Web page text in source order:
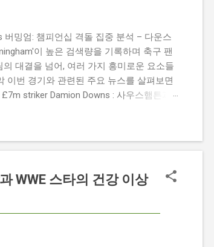
밍엄: 챔피언십 격돌 집중 분석 – 다운스
이 높은 검색량을 기록하며 축구 팬
대결을 넘어, 여러 가지 흥미로운 요소들
이번 경기와 관련된 주요 뉴스를 살펴보면
striker Damion Downs : 사우스햄튼과
합니다. Chris Davies: Birmingham City
의 크리스 데이비스 감독은 원정 경기에서
WWE 스타의 건강 이상